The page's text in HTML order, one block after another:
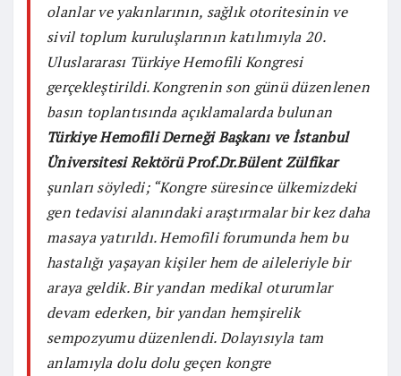
olanlar ve yakınlarının, sağlık otoritesinin ve
sivil toplum kuruluşlarının katılımıyla 20.
Uluslararası Türkiye Hemofili Kongresi
gerçekleştirildi. Kongrenin son günü düzenlenen
basın toplantısında açıklamalarda bulunan
Türkiye HemofiliDerneği Başkanı ve İstanbul
Üniversitesi Rektörü Prof.Dr.Bülent Zülfikar
şunları söyledi; “Kongre süresince ülkemizdeki
gen tedavisi alanındaki araştırmalar bir kez daha
masaya yatırıldı. Hemofili forumunda hem bu
hastalığı yaşayan kişiler hem de aileleriyle bir
araya geldik. Bir yandan medikal oturumlar
devam ederken, bir yandan hemşirelik
sempozyumu düzenlendi. Dolayısıyla tam
anlamıyla dolu dolu geçen kongre